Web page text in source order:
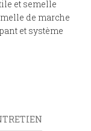
et semelle
de marche
et système